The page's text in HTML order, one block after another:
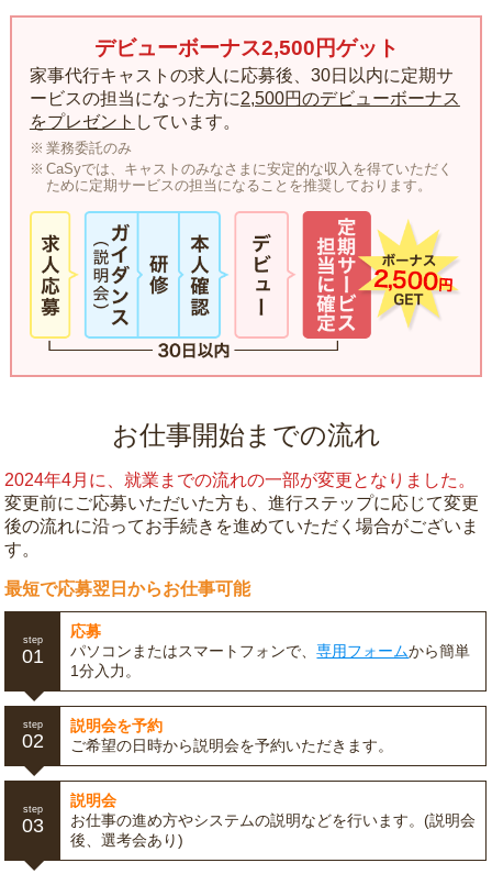
デビューボーナス2,500円ゲット
家事代行キャストの求人に応募後、30日以内に定期サ
ービスの担当になった方に2,500円のデビューボーナス
をプレゼント しています。
業務委託のみ
CaSyでは、キャストのみなさまに安定的な収入を得ていただく
ために定期サービスの担当になることを推奨しております。
お仕事開始までの流れ
2024年4月に、就業までの流れの一部が変更となりました。
変更前にご応募いただいた方も、進行ステップに応じて変更
後の流れに沿ってお手続きを進めていただく場合がございま
す。
最短で応募翌日からお仕事可能
step
01
応募
パソコンまたはスマートフォンで、専用フォームから簡単
1分入力。
step
02
説明会を予約
ご希望の日時から説明会を予約いただきます。
step
03
説明会
お仕事の進め方やシステムの説明などを行います。(説明会
後、選考会あり)